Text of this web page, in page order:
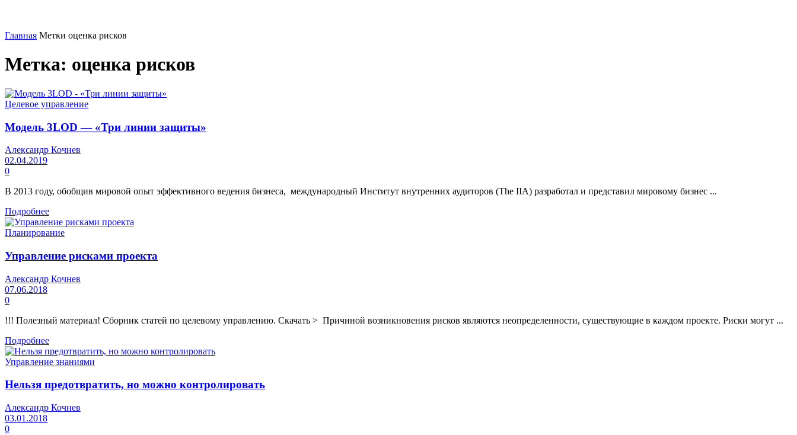
Главная Метки оценка рисков
Метка: оценка рисков
Целевое управление
Модель 3LOD — «Три линии защиты»
Александр Кочнев
02.04.2019
0
В 2013 году, обобщив мировой опыт эффективного ведения бизнеса, международный Институт внутренних аудиторов (The IIA) разработал и представил мировому бизнес ...
Подробнее
Планирование
Управление рисками проекта
Александр Кочнев
07.06.2018
0
!!! Полезный материал! Сборник статей по целевому управлению. Скачать > Причиной возникновения рисков являются неопределенности, существующие в каждом проекте. Риски могут ...
Подробнее
Управление знаниями
Нельзя предотвратить, но можно контролировать
Александр Кочнев
03.01.2018
0